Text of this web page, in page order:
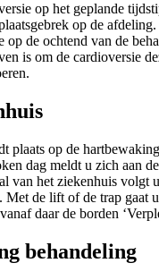
op het geplande
op de
op de ochtend van de
is om de cardioversie
plaats op de
dag meldt u zich aan
van het ziekenhuis volgt
Met de lift of de trap gaat
daar de borden
behandeling